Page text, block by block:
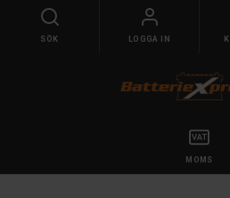
SÖK LOGGA IN
MOMS